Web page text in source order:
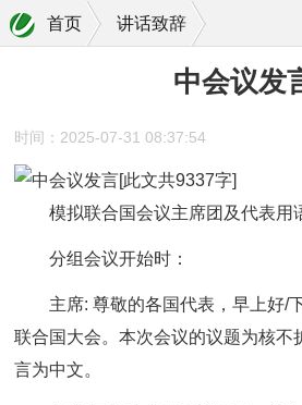
首页 讲话致辞
中会议发
时间：2025-07-31 08:37:54
模拟联合国会议主席团及代表用
分组会议开始时：
主席: 尊敬的各国代表，早上好/
联合国大会。本次会议的议题为核不
言为中文。